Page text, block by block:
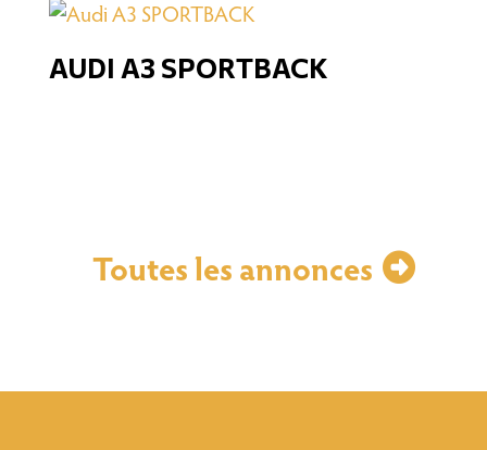
AUDI A3 SPORTBACK
Toutes les annonces